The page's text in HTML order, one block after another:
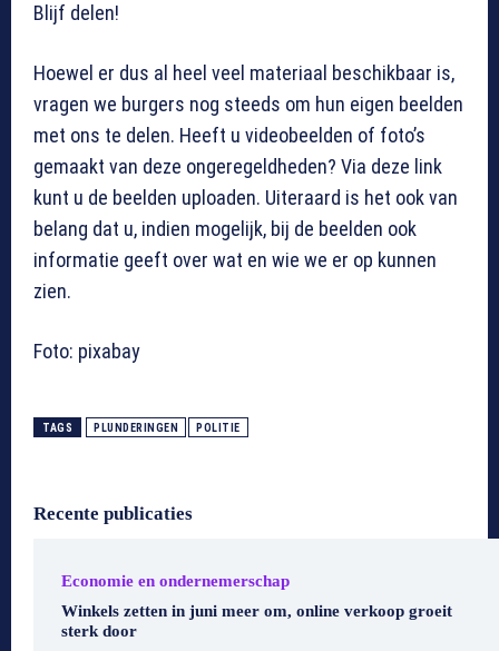
Blijf delen!
Hoewel er dus al heel veel materiaal beschikbaar is,
vragen we burgers nog steeds om hun eigen beelden
met ons te delen. Heeft u videobeelden of foto’s
gemaakt van deze ongeregeldheden? Via deze link
kunt u de beelden uploaden. Uiteraard is het ook van
belang dat u, indien mogelijk, bij de beelden ook
informatie geeft over wat en wie we er op kunnen
zien.
Foto: pixabay
TAGS PLUNDERINGEN POLITIE
Recente publicaties
Economie en ondernemerschap
Winkels zetten in juni meer om, online verkoop groeit
sterk door